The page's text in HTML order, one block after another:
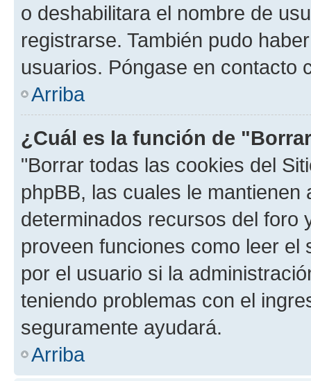
o deshabilitara el nombre de
registrarse. También pudo
usuarios. Póngase en contacto
Arriba
¿Cuál es la función de
"Borrar todas las cookies del
phpBB, las cuales le
determinados recursos del foro
proveen funciones como leer el
por el usuario si la
teniendo problemas con el
seguramente ayudará.
Arriba